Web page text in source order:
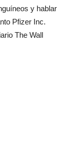
y hablar
Pfizer Inc.
The Wall